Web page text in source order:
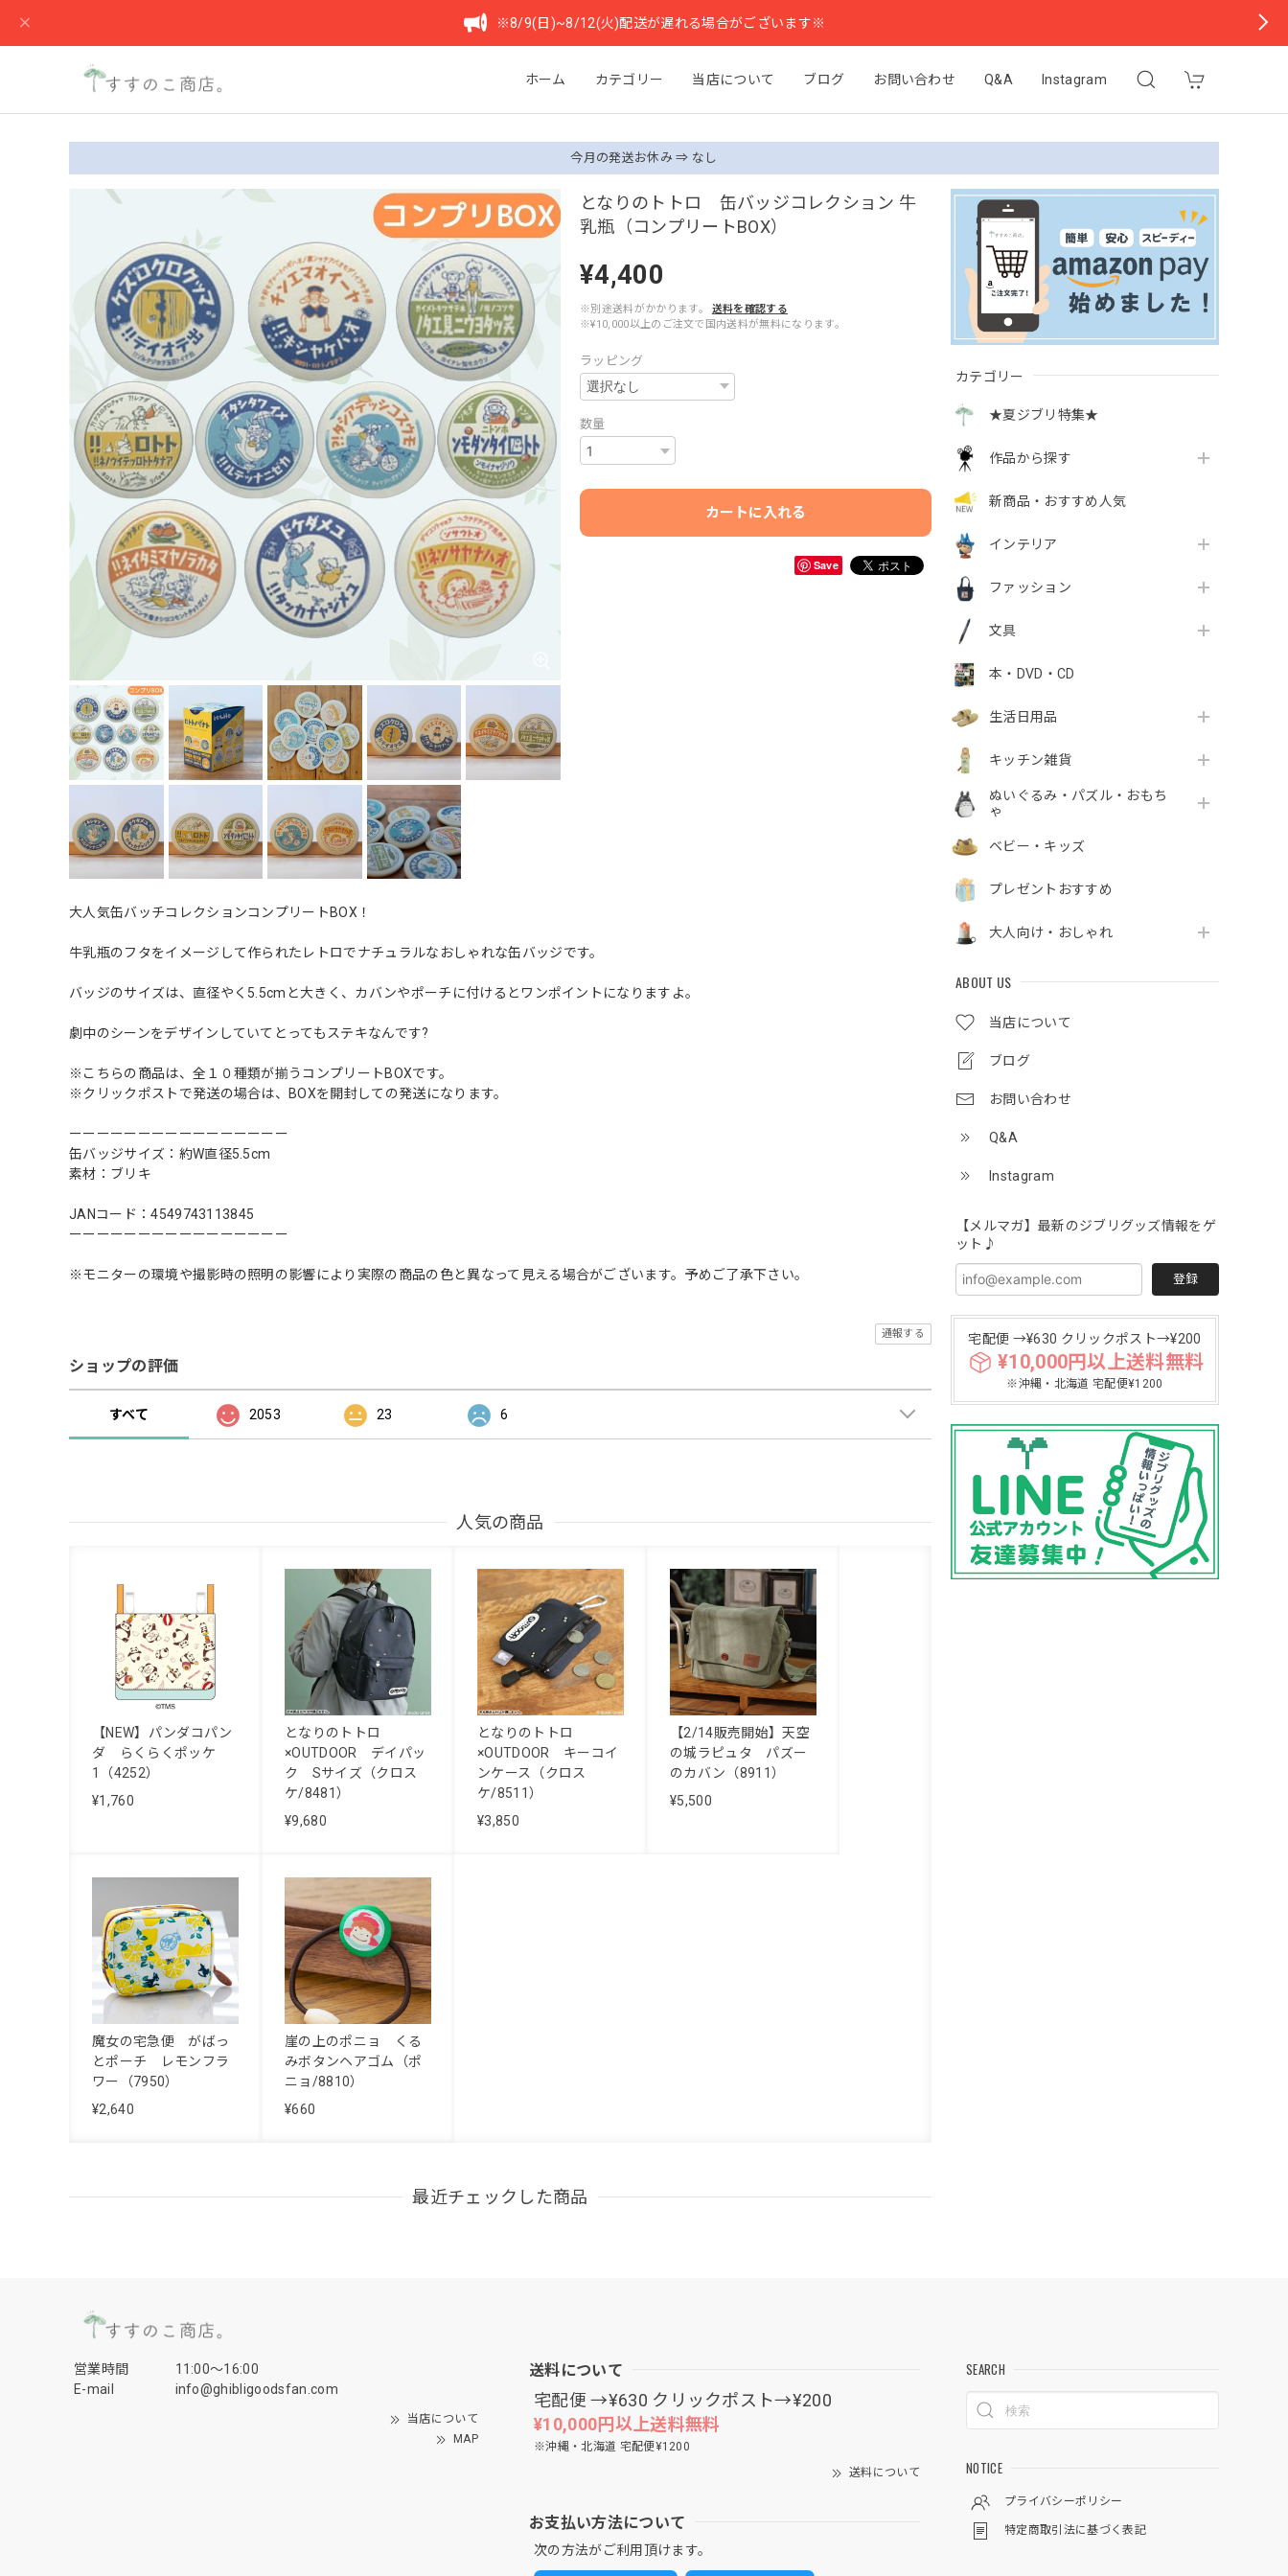
※8/9(日)~8/12(火)配送が遅れる場合がございます※
ホーム カテゴリー 当店について ブログ お問い合わせ Q&A Instagram
今月の発送お休み ⇒ なし
カテゴリー
★夏ジブリ特集★
作品から探す
新商品・おすすめ人気
インテリア
ファッション
文具
本・DVD・CD
生活日用品
キッチン雑貨
ぬいぐるみ・パズル・おもち
ゃ
ベビー・キッズ
プレゼントおすすめ
大人向け・おしゃれ
ABOUT US
当店について
ブログ
お問い合わせ
Q&A
Instagram
【メルマガ】最新のジブリグッズ情報をゲ
ット♪
登録
宅配便 →¥630 クリックポスト→¥200
¥10,000円以上送料無料
※沖縄・北海道 宅配便¥1200
となりのトトロ 缶バッジコレクション 牛
乳瓶（コンプリートBOX）
¥4,400
※別途送料がかかります。
送料を確認する
※¥10,000以上のご注文で国内送料が無料になります。
ラッピング
数量
カートに入れる
Save
大人気缶バッチコレクションコンプリートBOX！
牛乳瓶のフタをイメージして作られたレトロでナチュラルなおしゃれな缶バッジです。
バッジのサイズは、直径やく5.5cmと大きく、カバンやポーチに付けるとワンポイントになりますよ。
劇中のシーンをデザインしていてとってもステキなんです?
※こちらの商品は、全１０種類が揃うコンプリートBOXです。
※クリックポストで発送の場合は、BOXを開封しての発送になります。
ーーーーーーーーーーーーーーーー
缶バッジサイズ：約W直径5.5cm
素材：ブリキ
JANコード：4549743113845
ーーーーーーーーーーーーーーーー
※モニターの環境や撮影時の照明の影響により実際の商品の色と異なって見える場合がございます。予めご了承下さい。
通報する
ショップの評価
すべて 2053 23 6
人気の商品
【NEW】パンダコパン
ダ らくらくポッケ
1（4252）
¥1,760
となりのトトロ
×OUTDOOR デイパッ
ク Sサイズ（クロス
ケ/8481）
¥9,680
となりのトトロ
×OUTDOOR キーコイ
ンケース（クロス
ケ/8511）
¥3,850
【2/14販売開始】天空
の城ラピュタ パズー
のカバン（8911）
¥5,500
魔女の宅急便 がばっ
とポーチ レモンフラ
ワー（7950）
¥2,640
崖の上のポニョ くる
みボタンヘアゴム（ポ
ニョ/8810）
¥660
最近チェックした商品
営業時間
11:00〜16:00
E-mail
info@ghibligoodsfan.com
当店について
MAP
送料について
宅配便 →¥630 クリックポスト→¥200
¥10,000円以上送料無料
※沖縄・北海道 宅配便¥1200
送料について
お支払い方法について
次の方法がご利用頂けます。
SEARCH
NOTICE
プライバシーポリシー
特定商取引法に基づく表記